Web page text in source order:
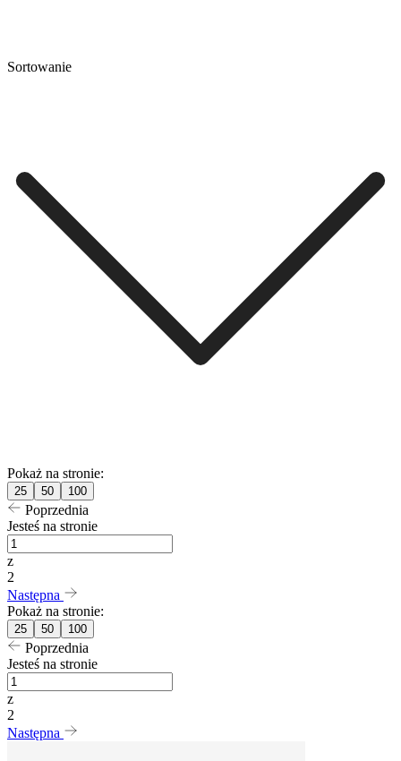
Sortowanie
Pokaż na stronie:
25 50 100
Poprzednia
Jesteś na stronie
z
2
Następna
Pokaż na stronie:
25 50 100
Poprzednia
Jesteś na stronie
z
2
Następna